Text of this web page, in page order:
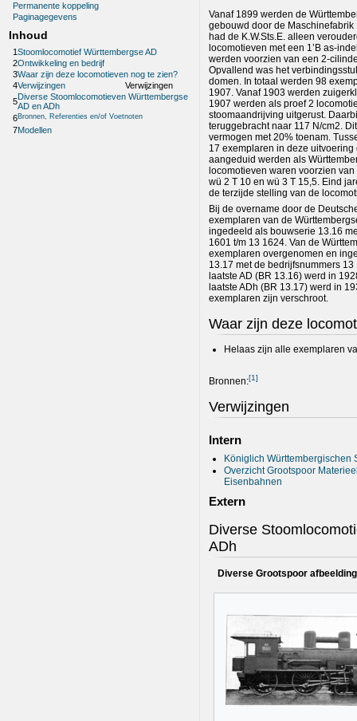
Permanente koppeling
Paginagegevens
Inhoud
1Stoomlocomotief Württembergse AD
2Ontwikkeling en bedrijf
3Waar zijn deze locomotieven nog te zien?
4Verwijzingen
Verwijzingen
5Diverse Stoomlocomotieven Württembergse
AD en ADh
6Bronnen, Referenties en/of Voetnoten
7Modellen
Vanaf 1899 werden de
gebouwd door de Maschinefabrik
had de K.W.Sts.E. alleen
locomotieven met een 1ʼB as-
werden voorzien van een 2-
Opvallend was het
domen. In totaal werden 98
1907. Vanaf 1903 werden
1907 werden als proef 2
stoomaandrijving uitgerust.
teruggebracht naar 117 N/cm2.
vermogen met 20% toenam.
17 exemplaren in deze
aangeduid werden als
locomotieven waren voorzien
wü 2 T 10 en wü 3 T 15,5. Eind
de terzijde stelling van de
Bij de overname door de
exemplaren van de
ingedeeld als bouwserie 13.16
1601 t/m 13 1624. Van de
exemplaren overgenomen en
13.17 met de bedrijfsnummers
laatste AD (BR 13.16) werd in
laatste ADh (BR 13.17) werd in
exemplaren zijn verschroot.
Waar zijn deze
Helaas zijn alle exemplaren
Bronnen:[1]
Verwijzingen
Intern
Königlich Württembergischen
Overzicht Grootspoor
Eisenbahnen
Extern
Diverse
ADh
Diverse Grootspoor